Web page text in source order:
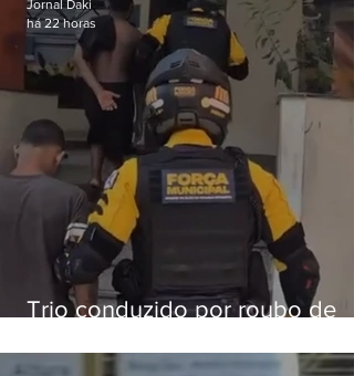
Trio conduzido por roubo de
passagens
Jornal Daki
há 22 horas